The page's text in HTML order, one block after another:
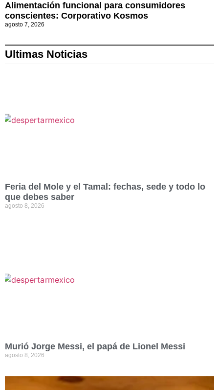
Alimentación funcional para consumidores
conscientes: Corporativo Kosmos
agosto 7, 2026
Ultimas Noticias
Feria del Mole y el Tamal: fechas, sede y todo lo
que debes saber
agosto 8, 2026
Murió Jorge Messi, el papá de Lionel Messi
agosto 8, 2026